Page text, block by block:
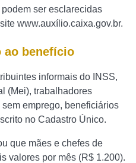
ser esclarecidas
www.auxílio.caixa.gov.br.
ao benefício
informais do INSS,
(Mei), trabalhadores
emprego, beneficiários
no Cadastro Único.
que mães e chefes de
valores por mês (R$ 1.200).